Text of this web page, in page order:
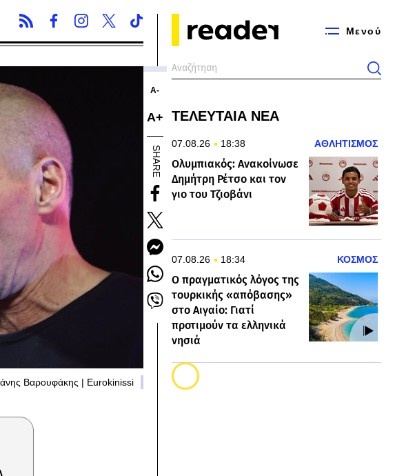
Μενού
Βαρουφάκης | Eurokinissi
Α-
Α+
SHARE
ΤΕΛΕΥΤΑΙΑ ΝΕΑ
07.08.26 18:38 ΑΘΛΗΤΙΣΜΟΣ
Ολυμπιακός: Ανακοίνωσε
Δημήτρη Ρέτσο και τον
γιο του Τζιοβάνι
07.08.26 18:34 ΚΟΣΜΟΣ
Ο πραγματικός λόγος της
τουρκικής «απόβασης»
στο Αιγαίο: Γιατί
προτιμούν τα ελληνικά
νησιά